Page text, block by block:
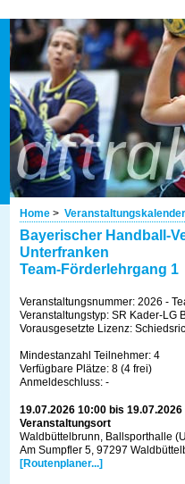
Home > Veranstaltungskalender
Bayerischer Handball-
Unterfranken
Team-Förderlehrgang 1
Veranstaltungsnummer: 2026 -
Veranstaltungstyp: SR Kader-LG
Vorausgesetzte Lizenz:
Mindestanzahl Teilnehmer: 4
Verfügbare Plätze: 8 (4 frei)
Anmeldeschluss: -
19.07.2026 10:00 bis
Veranstaltungsort
Waldbüttelbrunn, Ballsporthalle
Am Sumpfler 5, 97297
[Routenplaner...]